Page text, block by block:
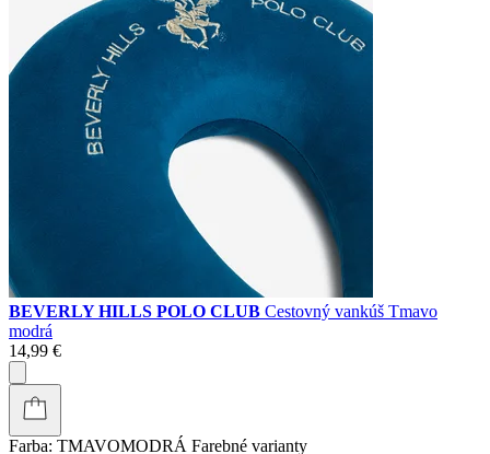
BEVERLY HILLS POLO CLUB Cestovný vankúš Tmavo
modrá
14,99 €
Farba: TMAVOMODRÁ Farebné varianty